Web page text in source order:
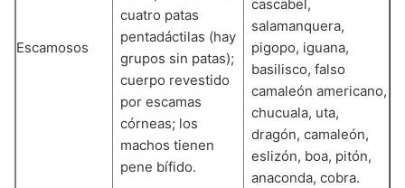
Escamosos
cuatro patas
pentadáctilas (hay
grupos sin patas);
cuerpo revestido
por escamas
córneas; los
machos tienen
pene bífido.
cascabel,
salamanquera,
pigopo, iguana,
basilisco, falso
camaleón americano,
chucuala, uta,
dragón, camaleón,
eslizón, boa, pitón,
anaconda, cobra.